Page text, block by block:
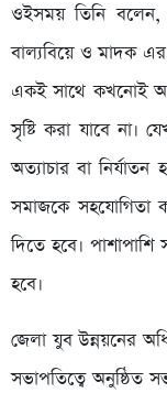
ওইসময় তিনি বলেন,
বাল্যবিয়ে ও মাদক
একই সাথে কখনোই
সৃষ্টি করা যাবে না।
অত্যাচার বা
সমাজকে সহযোগিতা
দিতে হবে।
হবে।
জেলা যুব উন্নয়নের
সভাপতিত্বে অনুষ্ঠিত